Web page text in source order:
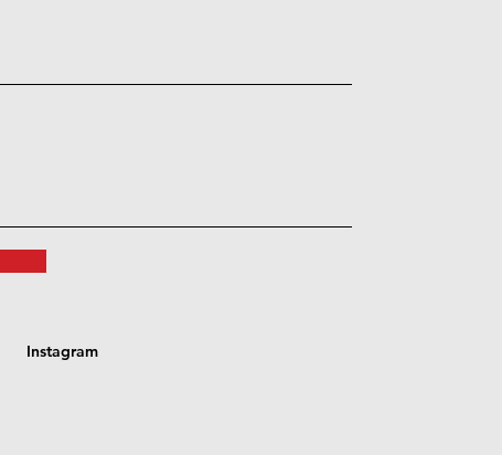
Instagram